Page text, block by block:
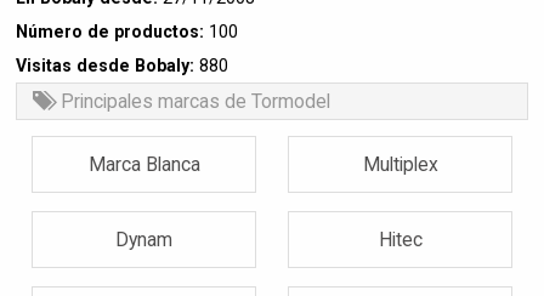
Número de productos: 100
Visitas desde Bobaly: 880
Principales marcas de Tormodel
Marca Blanca Multiplex
Dynam Hitec